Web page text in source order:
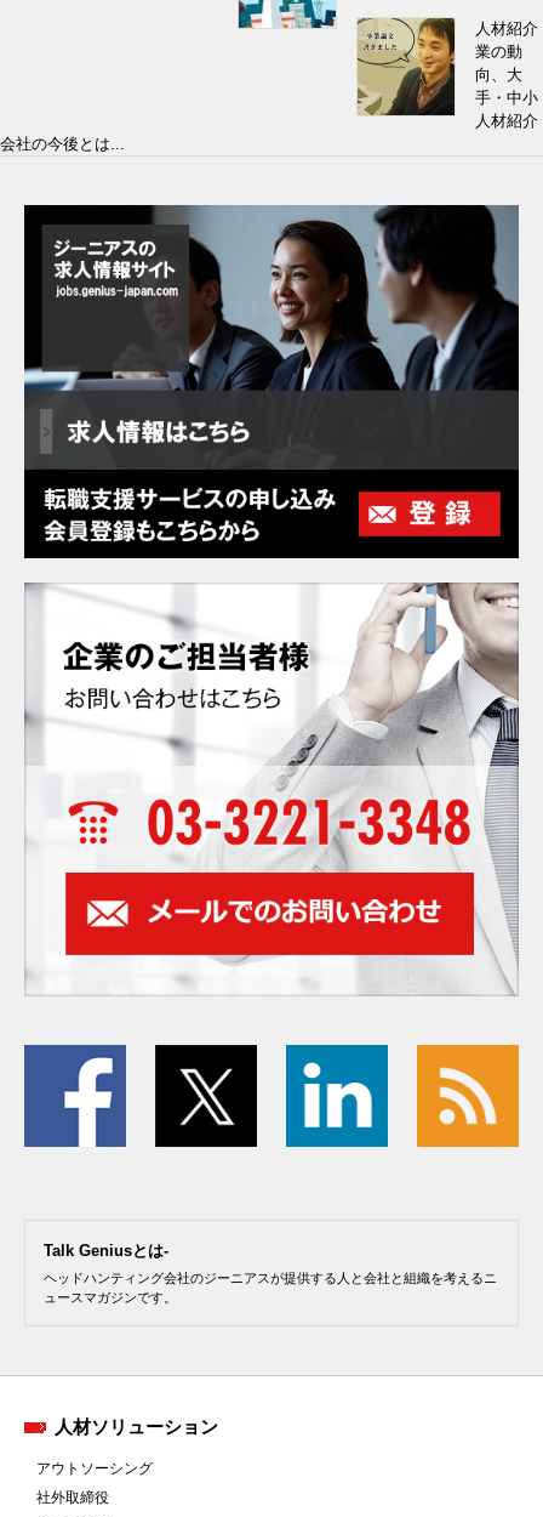
人材紹介
業の動
向、大
手・中小
人材紹介
会社の今後とは...
Talk Geniusとは-
ヘッドハンティング会社のジーニアスが提供する人と会社と組織を考えるニ
ュースマガジンです。
人材ソリューション
アウトソーシング
社外取締役